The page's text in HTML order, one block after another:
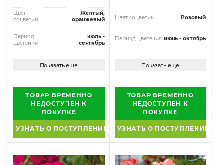
Цвет
соцветий
Желтый,
оранжевый
Период
цветения
июль -
сентябрь
Показать еще
ТОВАР ВРЕМЕННО
НЕДОСТУПЕН К
ПОКУПКЕ
УЗНАТЬ О ПОСТУПЛЕНИИ
Цвет соцветий Розовый
Период цветения июнь - октябрь
Показать еще
ТОВАР ВРЕМЕННО
НЕДОСТУПЕН К
ПОКУПКЕ
УЗНАТЬ О ПОСТУПЛЕНИИ